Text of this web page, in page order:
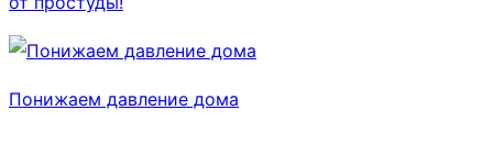
Понижаем давление дома